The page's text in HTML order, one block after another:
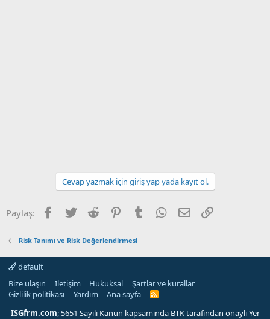
Cevap yazmak için giriş yap yada kayıt ol.
Paylaş: Facebook
Twitter Reddit PinterestTumblr WhatsApp
E-posta
Risk Tanımı ve Risk Değerlendirmesi
default
Bize ulaşın
İletişim Hukuksal
Şartlar ve kurallar
Gizlilik politikası
Yardım Ana sayfa
R
S
ISGfrm.com; 5651 Sayılı Kanun kapsamında BTK tarafından onaylı Yer